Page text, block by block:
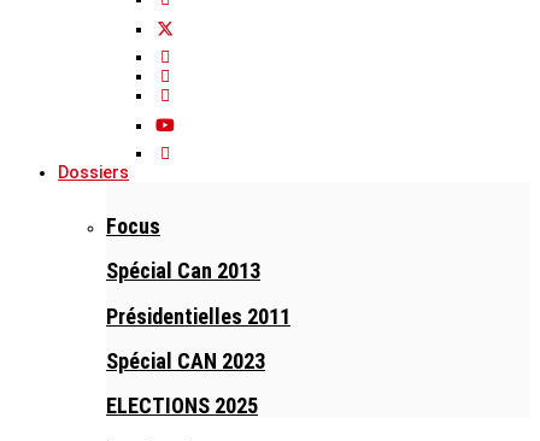
Dossiers
Focus
Spécial Can 2013
Présidentielles 2011
Spécial CAN 2023
ELECTIONS 2025